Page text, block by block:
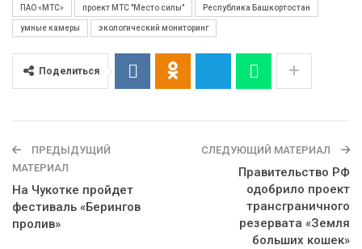
ПАО «МТС» проект МТС "Место силы" Республика Башкортостан
умные камеры экологический мониторинг
Поделиться
ПРЕДЫДУЩИЙ
МАТЕРИАЛ
На Чукотке пройдет
фестиваль «Берингов
пролив»
СЛЕДУЮЩИЙ МАТЕРИАЛ
Правительство РФ
одобрило проект
трансграничного
резервата «Земля
больших кошек»